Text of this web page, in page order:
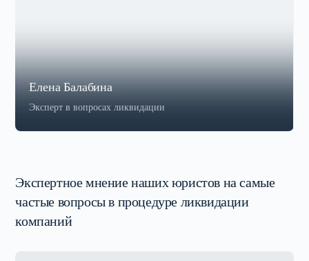
Елена Балабина
Эксперт в вопросах ликвидации
Экспертное мнение наших юристов на самые
частые вопросы в процедуре ликвидации
компаний